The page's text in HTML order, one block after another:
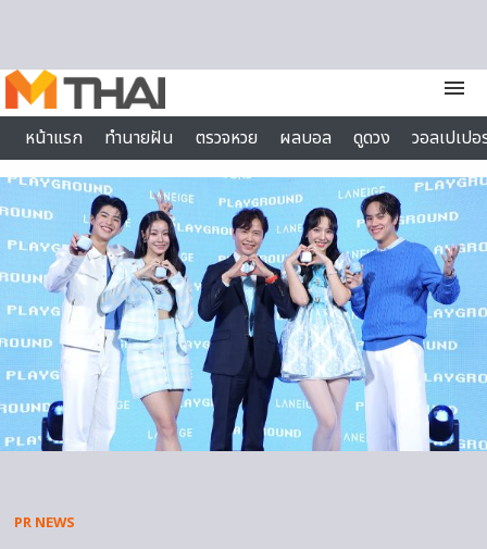
menu
หน้าแรก
ทำนายฝัน ตรวจหวย ผลบอล ดูดวง
วอลเปเป
ไลฟ์สไตล์
PR NEWS